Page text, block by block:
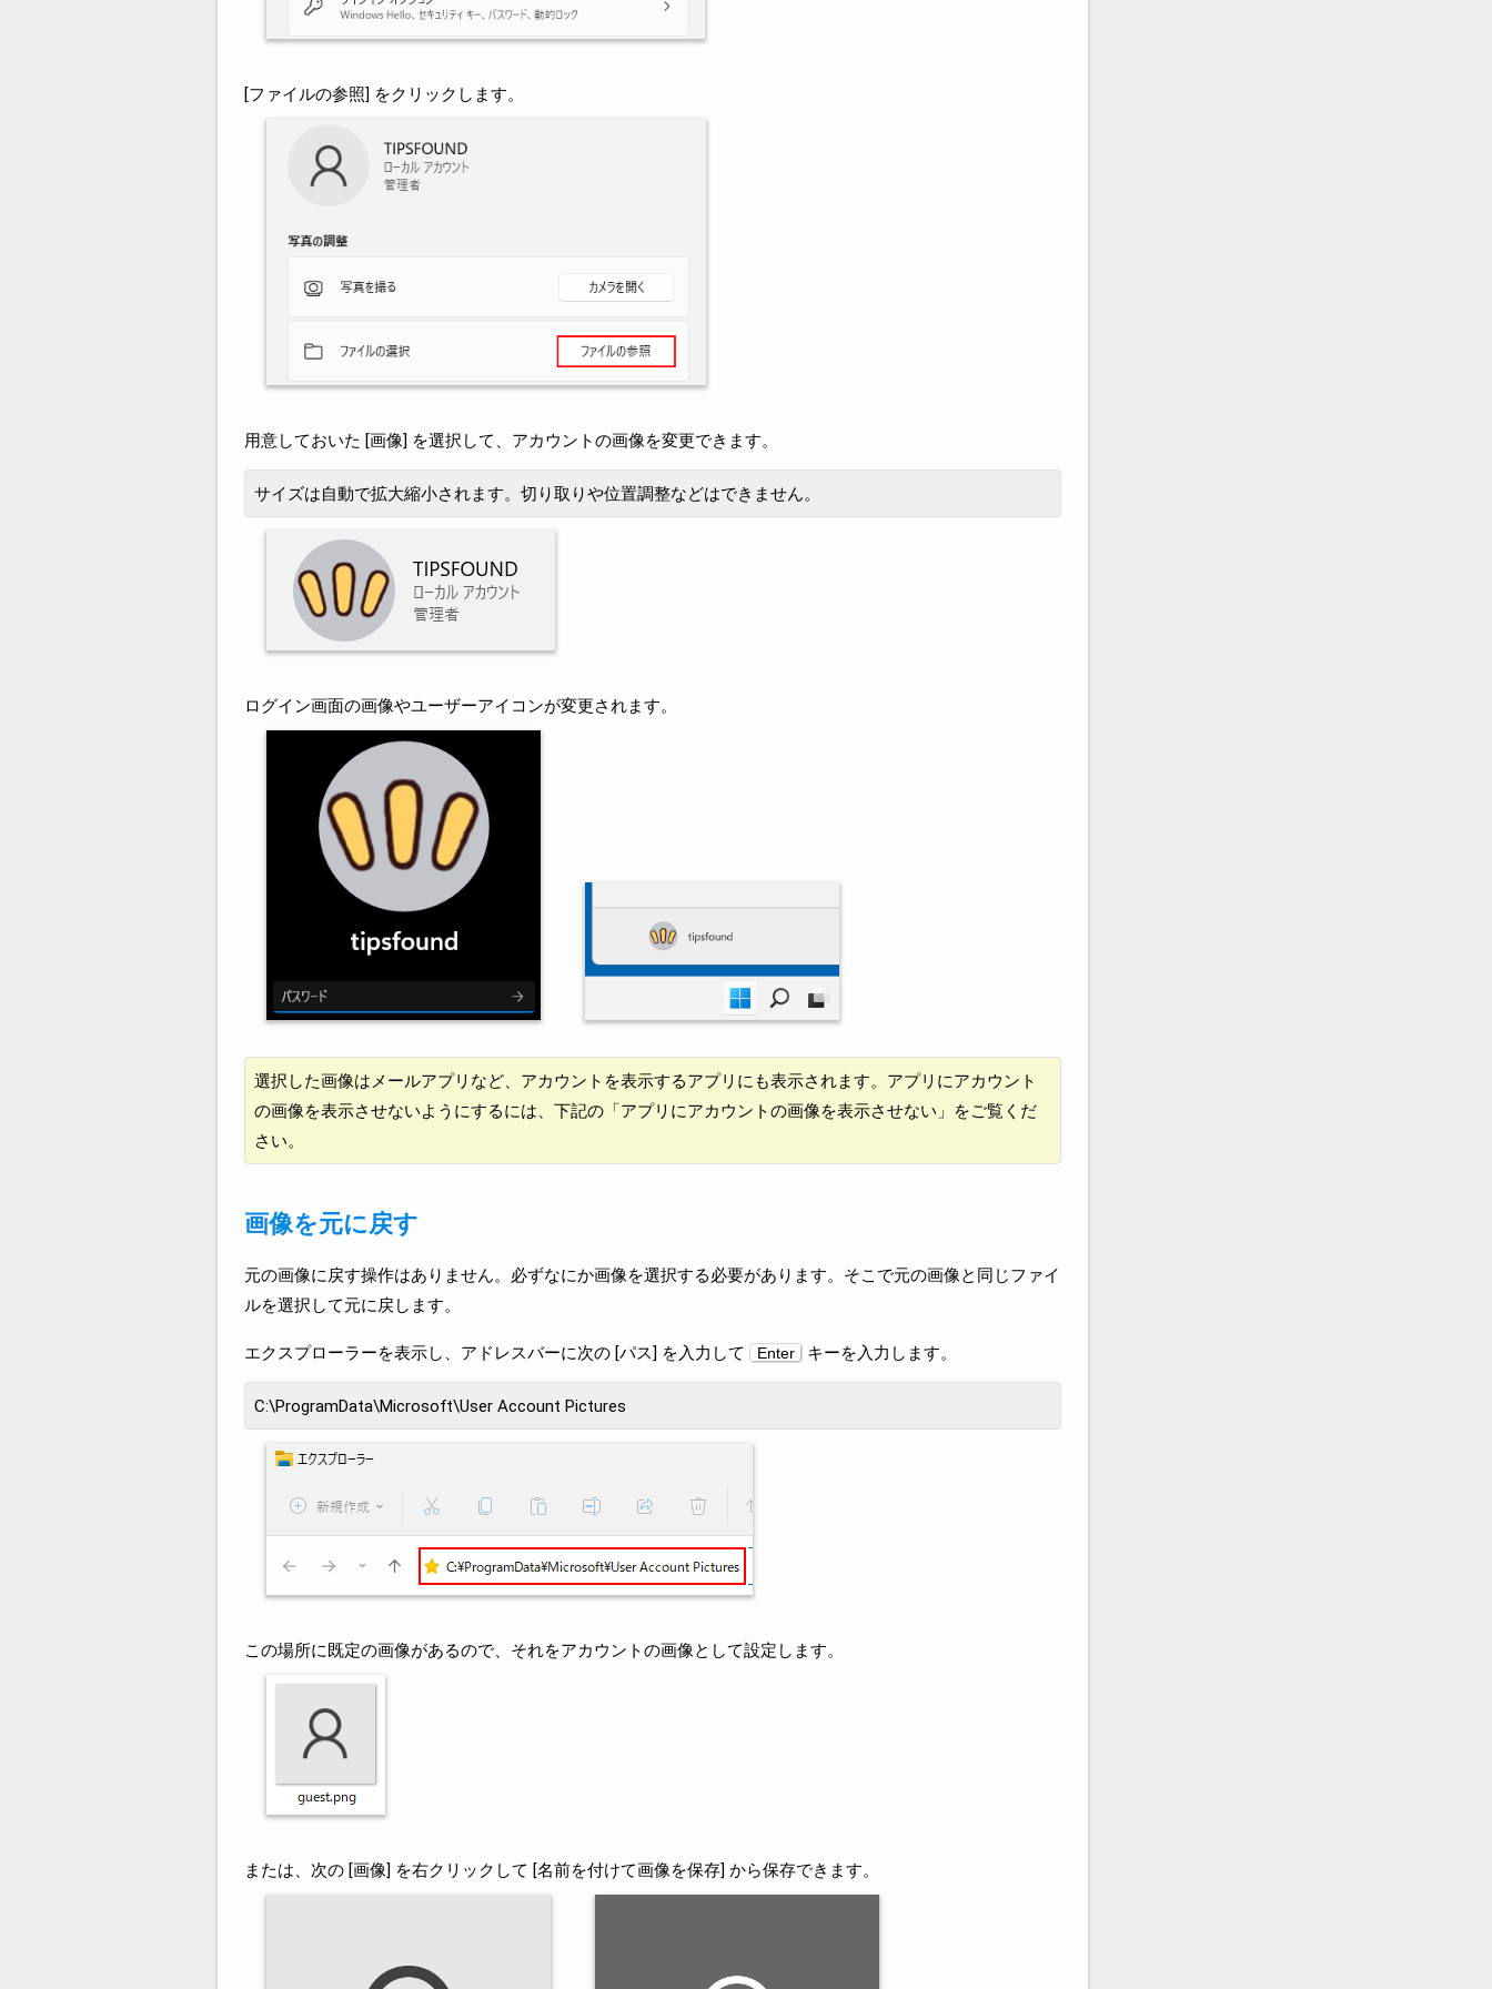
[ファイルの参照] をクリックします。
用意しておいた [画像] を選択して、アカウントの画像を変更できます。
サイズは自動で拡大縮小されます。切り取りや位置調整などはできません。
ログイン画面の画像やユーザーアイコンが変更されます。
選択した画像はメールアプリなど、アカウントを表示するアプリにも表示されます。アプリにアカウント
の画像を表示させないようにするには、下記の「アプリにアカウントの画像を表示させない」をご覧くだ
さい。
画像を元に戻す
元の画像に戻す操作はありません。必ずなにか画像を選択する必要があります。そこで元の画像と同じファイ
ルを選択して元に戻します。
エクスプローラーを表示し、アドレスバーに次の [パス] を入力して Enter キーを入力します。
C:\ProgramData\Microsoft\User Account Pictures
この場所に既定の画像があるので、それをアカウントの画像として設定します。
または、次の [画像] を右クリックして [名前を付けて画像を保存] から保存できます。